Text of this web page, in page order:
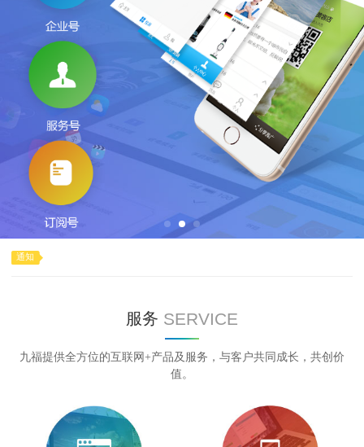
通知
服务 SERVICE
九福提供全方位的互联网+产品及服务，与客户共同成长，共创价
值。